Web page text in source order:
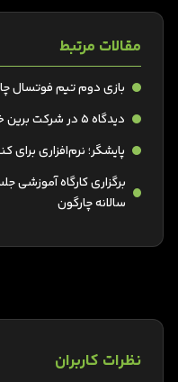
مقالات مرتبط
بازی دوم تیم فوتسال
دیدگاه ۵ در شرکت برین خودروی ایرانیان عملیاتی می‌شود
پایشگر؛ نرم‌افزاری
برگزاری کارگاه
سالانه چارگون
نظرات کاربران